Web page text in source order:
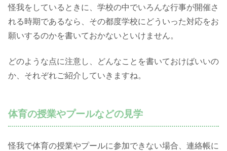
怪我をしているときに、学校の中でいろんな行事が開催さ
れる時期であるなら、その都度学校にどういった対応をお
願いするのかを書いておかないといけません。
どのような点に注意し、どんなことを書いておけばいいの
か、それぞれご紹介していきますね。
体育の授業やプールなどの見学
怪我で体育の授業やプールに参加できない場合、連絡帳に